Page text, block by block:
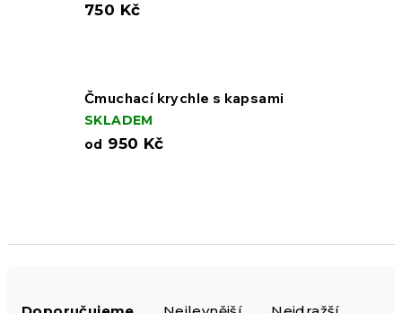
750 Kč
Čmuchací krychle s kapsami
SKLADEM
od 950 Kč